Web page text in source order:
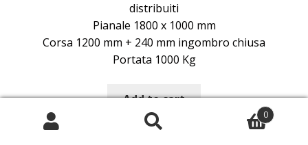
distribuiti
Pianale 1800 x 1000 mm
Corsa 1200 mm + 240 mm ingombro chiusa
Portata 1000 Kg
Add to cart
0